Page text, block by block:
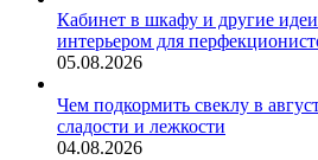
Кабинет в шкафу и другие
интерьером для
05.08.2026
Чем подкормить свеклу в
сладости и лежкости
04.08.2026